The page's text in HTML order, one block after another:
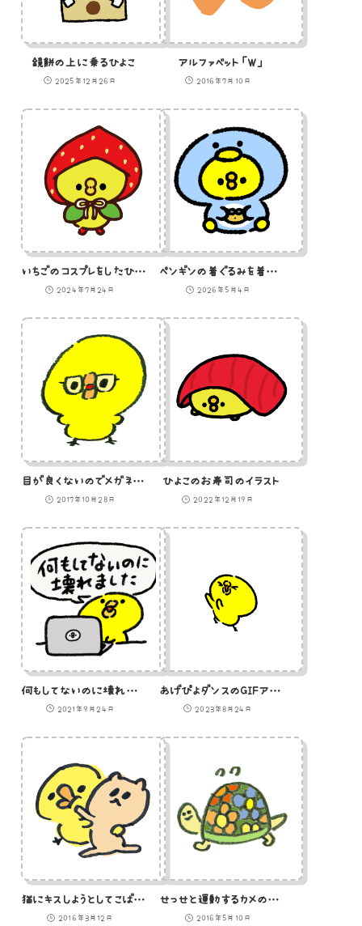
鏡餅の上に乗るひよこ
2025年12月26日
アルファベット「W」
2016年7月10日
いちごのコスプレをしたひよこのイラスト
2024年7月24日
ペンギンの着ぐるみを着てゲームをするひよこ
2026年5月4日
目が良くないのでメガネをかけているひよこのイラスト
2017年10月28日
ひよこのお寿司のイラスト
2022年12月19日
何もしてないのに壊れましたと主張するひよこ（GIFアニメ）
2021年9月24日
あげぴよダンスのGIFアニメ
2023年8月24日
猫にキスしようとしてこばまれるひよこのイラスト
2016年3月12日
せっせと運動するカメのイラスト
2016年5月10日